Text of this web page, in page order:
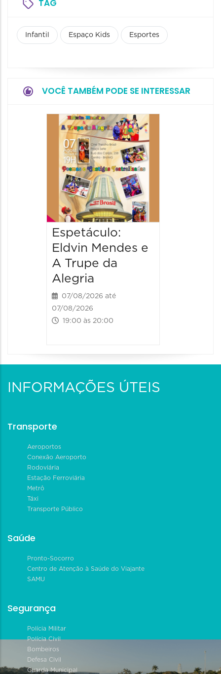
TAG
Infantil Espaço Kids Esportes
VOCÊ TAMBÉM PODE SE INTERESSAR
Espetáculo:
Eldvin Mendes e
A Trupe da
Alegria
07/08/2026 até
07/08/2026
19:00 às 20:00
INFORMAÇÕES ÚTEIS
Transporte
Aeroportos
Conexão Aeroporto
Rodoviária
Estação Ferroviária
Metrô
Táxi
Transporte Público
Saúde
Pronto-Socorro
Centro de Atenção à Saúde do Viajante
SAMU
Segurança
Polícia Militar
Polícia Civil
Bombeiros
Defesa Civil
Guarda Municipal